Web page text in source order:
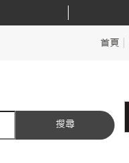
首頁
搜尋